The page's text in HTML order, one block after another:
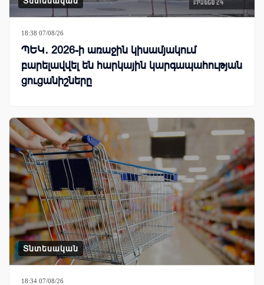
18:38 07/08/26
ՊԵԿ․ 2026-ի առաջին կիսամյակում
բարելավվել են հարկային կարգապահության
ցուցանիշները
Տնտեսական
18:34 07/08/26